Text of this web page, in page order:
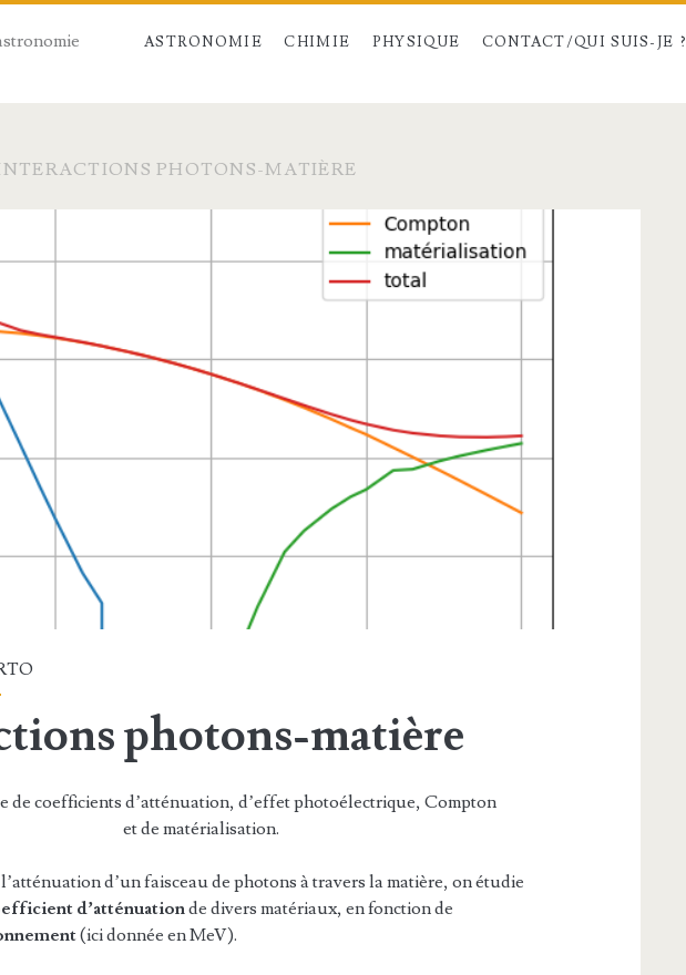
ASTRONOMIE CHIMIE PHYSIQUE CONTACT/QUI SUIS-JE ?
PHOTONS-MATIÈRE
photons-matière
de coefficients d’atténuation, d’effet photoélectrique, Compton
et de matérialisation.
d’un faisceau de photons à travers la matière, on étudie
d’atténuationde divers matériaux, en fonction de
(ici donnée en MeV).